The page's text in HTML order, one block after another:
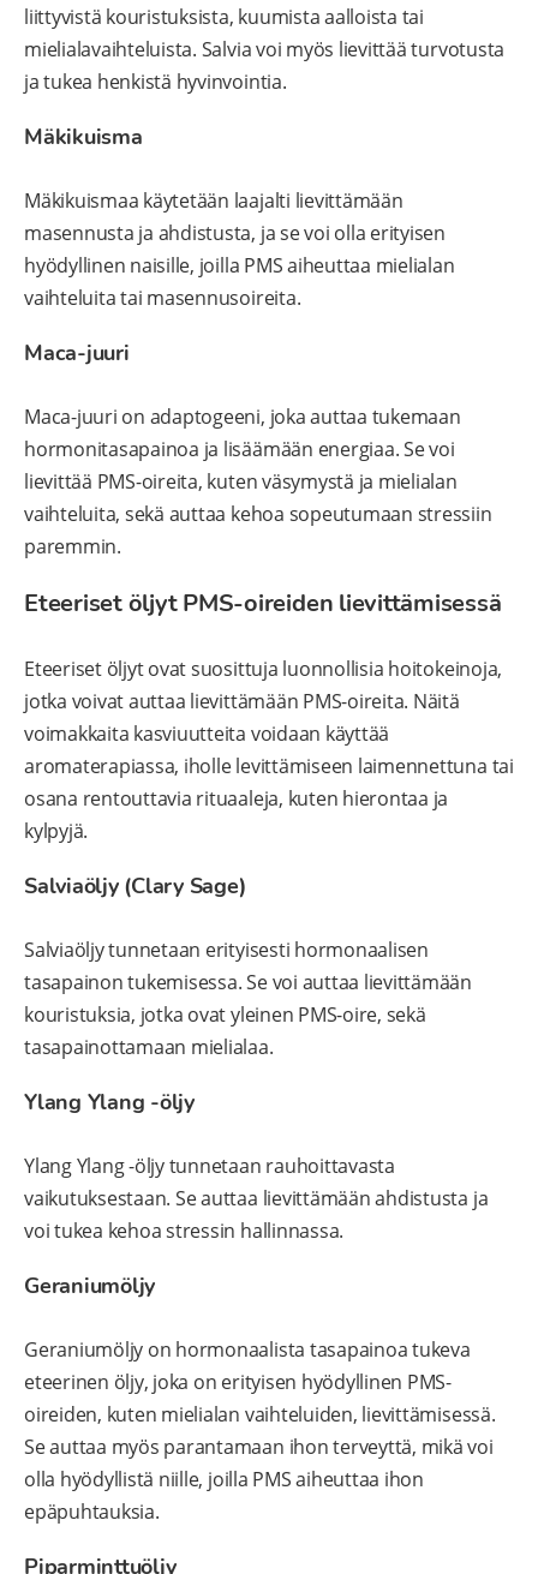
liittyvistä kouristuksista, kuumista aalloista tai
mielialavaihteluista. Salvia voi myös lievittää turvotusta
ja tukea henkistä hyvinvointia.
Mäkikuisma
Mäkikuismaa käytetään laajalti lievittämään
masennusta ja ahdistusta, ja se voi olla erityisen
hyödyllinen naisille, joilla PMS aiheuttaa mielialan
vaihteluita tai masennusoireita.
Maca-juuri
Maca-juuri on adaptogeeni, joka auttaa tukemaan
hormonitasapainoa ja lisäämään energiaa. Se voi
lievittää PMS-oireita, kuten väsymystä ja mielialan
vaihteluita, sekä auttaa kehoa sopeutumaan stressiin
paremmin.
Eteeriset öljyt PMS-oireiden lievittämisessä
Eteeriset öljyt ovat suosittuja luonnollisia hoitokeinoja,
jotka voivat auttaa lievittämään PMS-oireita. Näitä
voimakkaita kasviuutteita voidaan käyttää
aromaterapiassa, iholle levittämiseen laimennettuna tai
osana rentouttavia rituaaleja, kuten hierontaa ja
kylpyjä.
Salviaöljy (Clary Sage)
Salviaöljy tunnetaan erityisesti hormonaalisen
tasapainon tukemisessa. Se voi auttaa lievittämään
kouristuksia, jotka ovat yleinen PMS-oire, sekä
tasapainottamaan mielialaa.
Ylang Ylang -öljy
Ylang Ylang -öljy tunnetaan rauhoittavasta
vaikutuksestaan. Se auttaa lievittämään ahdistusta ja
voi tukea kehoa stressin hallinnassa.
Geraniumöljy
Geraniumöljy on hormonaalista tasapainoa tukeva
eteerinen öljy, joka on erityisen hyödyllinen PMS-
oireiden, kuten mielialan vaihteluiden, lievittämisessä.
Se auttaa myös parantamaan ihon terveyttä, mikä voi
olla hyödyllistä niille, joilla PMS aiheuttaa ihon
epäpuhtauksia.
Piparminttuöljy